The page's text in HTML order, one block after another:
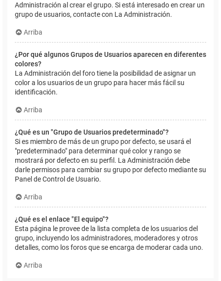
Administración al crear el grupo. Si está interesado en crear un
grupo de usuarios, contacte con La Administración.
Arriba
¿Por qué algunos Grupos de Usuarios aparecen en diferentes
colores?
La Administración del foro tiene la posibilidad de asignar un
color a los usuarios de un grupo para hacer más fácil su
identificación.
Arriba
¿Qué es un "Grupo de Usuarios predeterminado"?
Si es miembro de más de un grupo por defecto, se usará el
"predeterminado" para determinar qué color y rango se
mostrará por defecto en su perfil. La Administración debe
darle permisos para cambiar su grupo por defecto mediante su
Panel de Control de Usuario.
Arriba
¿Qué es el enlace "El equipo"?
Esta página le provee de la lista completa de los usuarios del
grupo, incluyendo los administradores, moderadores y otros
detalles, como los foros que se encarga de moderar cada uno.
Arriba